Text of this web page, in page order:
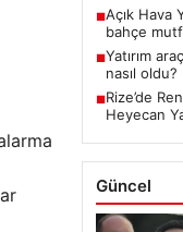
■Açık Hava
bahçe
■Yatırım
nasıl oldu?
■Rize’de
Heyecan
Güncel